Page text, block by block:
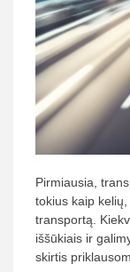
Pirmiausia,
tokius kaip
transportą.
iššūkiais ir
skirtis